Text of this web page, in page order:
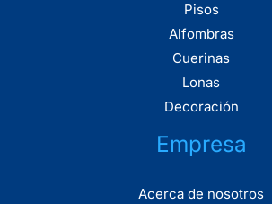
Pisos
Alfombras
Cuerinas
Lonas
Decoración
Empresa
Acerca de nosotros